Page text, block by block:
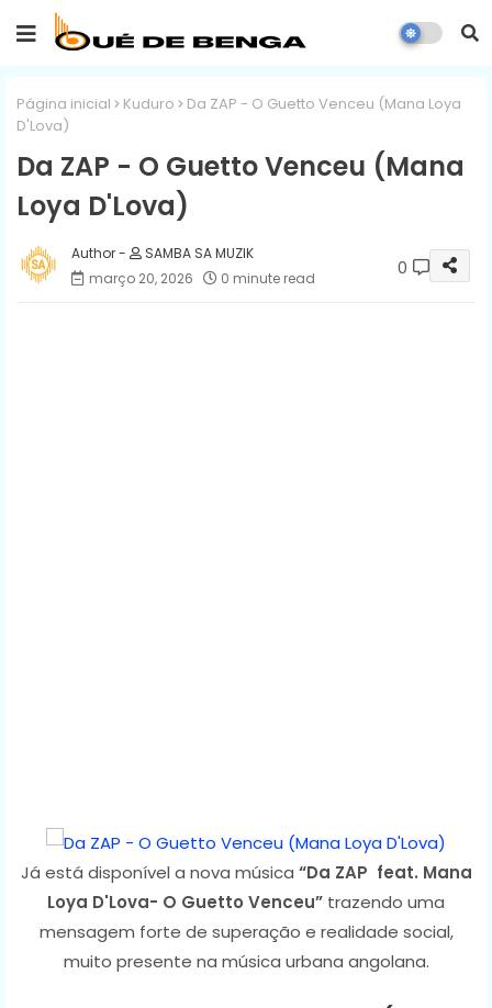
Página inicial Kuduro
Da ZAP - O Guetto Venceu (Mana Loya
D'Lova)
Da ZAP - O Guetto Venceu (Mana
Loya D'Lova)
SAMBA SA MUZIK
março 20, 2026
0 minute read 0
Já está disponível a nova música “Da ZAP feat. Mana
Loya D'Lova- O Guetto Venceu” trazendo uma
mensagem forte de superação e realidade social,
muito presente na música urbana angolana.